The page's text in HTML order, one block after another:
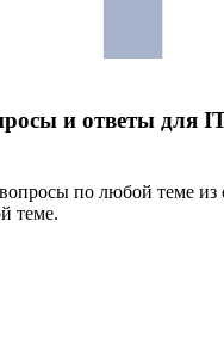
и ответы для
по любой теме из
теме.